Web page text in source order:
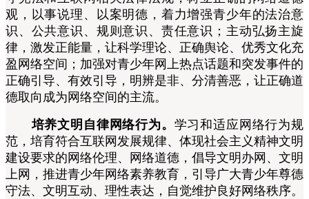
观，以事说理、以案明德，着力增强青少年的法治意
识、公共意识、规则意识、责任意识；主动弘扬主旋
律，激发正能量，让科学理论、正确舆论、优秀文化充
盈网络空间；加强对青少年网上热点话题和突发事件的
正确引导、有效引导，明辨是非、分清善恶，让正确道
德取向成为网络空间的主流。
培养文明自律网络行为。 学习和适应网络行为规
范，培育符合互联网发展规律、体现社会主义精神文明
建设要求的网络伦理、网络道德，倡导文明办网、文明
上网，推进青少年网络素养教育，引导广大青少年尊德
守法、文明互动、理性表达，自觉维护良好网络秩序。